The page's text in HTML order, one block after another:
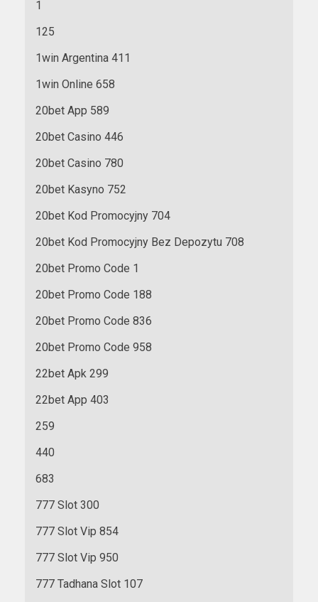
1
125
1win Argentina 411
1win Online 658
20bet App 589
20bet Casino 446
20bet Casino 780
20bet Kasyno 752
20bet Kod Promocyjny 704
20bet Kod Promocyjny Bez Depozytu 708
20bet Promo Code 1
20bet Promo Code 188
20bet Promo Code 836
20bet Promo Code 958
22bet Apk 299
22bet App 403
259
440
683
777 Slot 300
777 Slot Vip 854
777 Slot Vip 950
777 Tadhana Slot 107